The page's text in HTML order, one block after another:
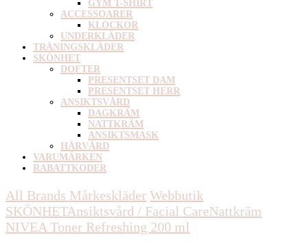
GYM T-SHIRT
ACCESSOARER
KLOCKOR
UNDERKLÄDER
TRÄNINGSKLÄDER
SKÖNHET
DOFTER
PRESENTSET DAM
PRESENTSET HERR
ANSIKTSVÅRD
DAGKRÄM
NATTKRÄM
ANSIKTSMASK
HÅRVÅRD
VARUMÄRKEN
RABATTKODER
All Brands Mårkeskläder Webbutik
SKÖNHETAnsiktsvård / Facial CareNattkräm
NIVEA Toner Refreshing 200 ml